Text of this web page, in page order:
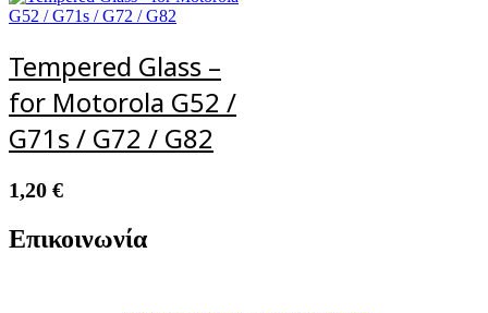
Tempered Glass –
for Motorola G52 /
G71s / G72 / G82
1,20 €
Επικοινωνία